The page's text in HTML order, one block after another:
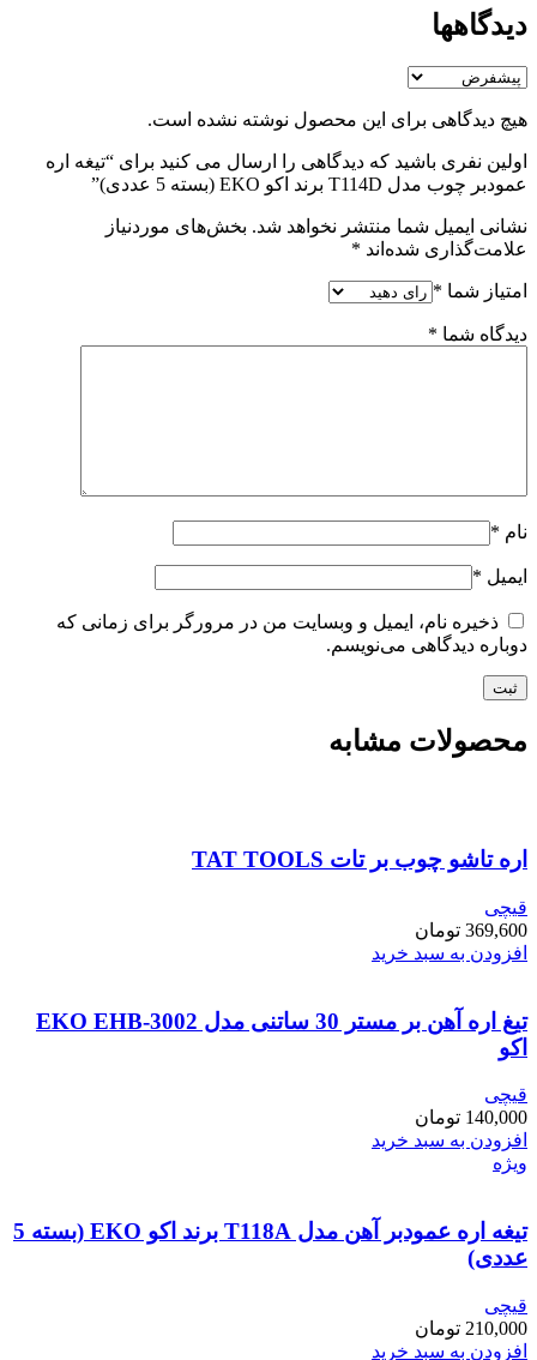
دیدگاهها
هیچ دیدگاهی برای این محصول نوشته نشده است.
اولین نفری باشید که دیدگاهی را ارسال می کنید برای “تیغه اره
عمودبر چوب مدل T114D برند اکو EKO (بسته 5 عددی)”
نشانی ایمیل شما منتشر نخواهد شد. بخش‌های موردنیاز
علامت‌گذاری شده‌اند *
امتیاز شما *
دیدگاه شما *
نام *
ایمیل *
ذخیره نام، ایمیل و وبسایت من در مرورگر برای زمانی که
دوباره دیدگاهی می‌نویسم.
محصولات مشابه
اره تاشو چوب بر تات TAT TOOLS
قیچی
369,600 تومان
افزودن به سبد خرید
تیغ اره آهن بر مستر 30 ساتنی مدل EKO EHB-3002
اکو
قیچی
140,000 تومان
افزودن به سبد خرید
ویژه
تیغه اره عمودبر آهن مدل T118A برند اکو EKO (بسته 5
عددی)
قیچی
210,000 تومان
افزودن به سبد خرید